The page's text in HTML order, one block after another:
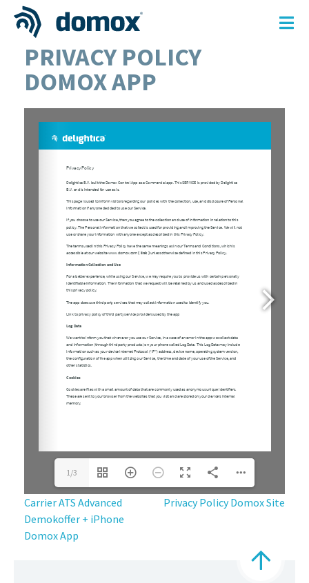
Skip
content
PRIVACY POLICY
DOMOX APP
1/3
BERICHT
NAVIGATIE
Carrier ATS Advanced
Demokoffer + iPhone
Domox App
Privacy Policy Domox Site